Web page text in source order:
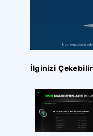
İlginizi Çekebilir